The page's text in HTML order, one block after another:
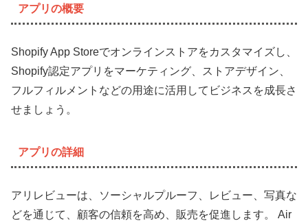
アプリの概要
Shopify App Storeでオンラインストアをカスタマイズし、
Shopify認定アプリをマーケティング、ストアデザイン、
フルフィルメントなどの用途に活用してビジネスを成長さ
せましょう。
アプリの詳細
アリレビューは、ソーシャルプルーフ、レビュー、写真な
どを通じて、顧客の信頼を高め、販売を促進します。 Air